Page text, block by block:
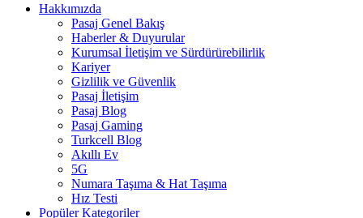
Hakkımızda
Pasaj Genel Bakış
Haberler & Duyurular
Kurumsal İletişim ve Sürdürürebilirlik
Kariyer
Gizlilik ve Güvenlik
Pasaj İletişim
Pasaj Blog
Pasaj Gaming
Turkcell Blog
Akıllı Ev
5G
Numara Taşıma & Hat Taşıma
Hız Testi
Popüler Kategoriler